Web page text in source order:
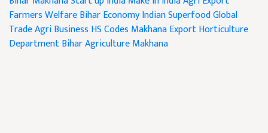
Farmers WelfareBihar EconomyIndian SuperfoodGlobal
TradeAgri Business HS Codes Makhana ExportHorticulture
DepartmentBihar AgricultureMakhana